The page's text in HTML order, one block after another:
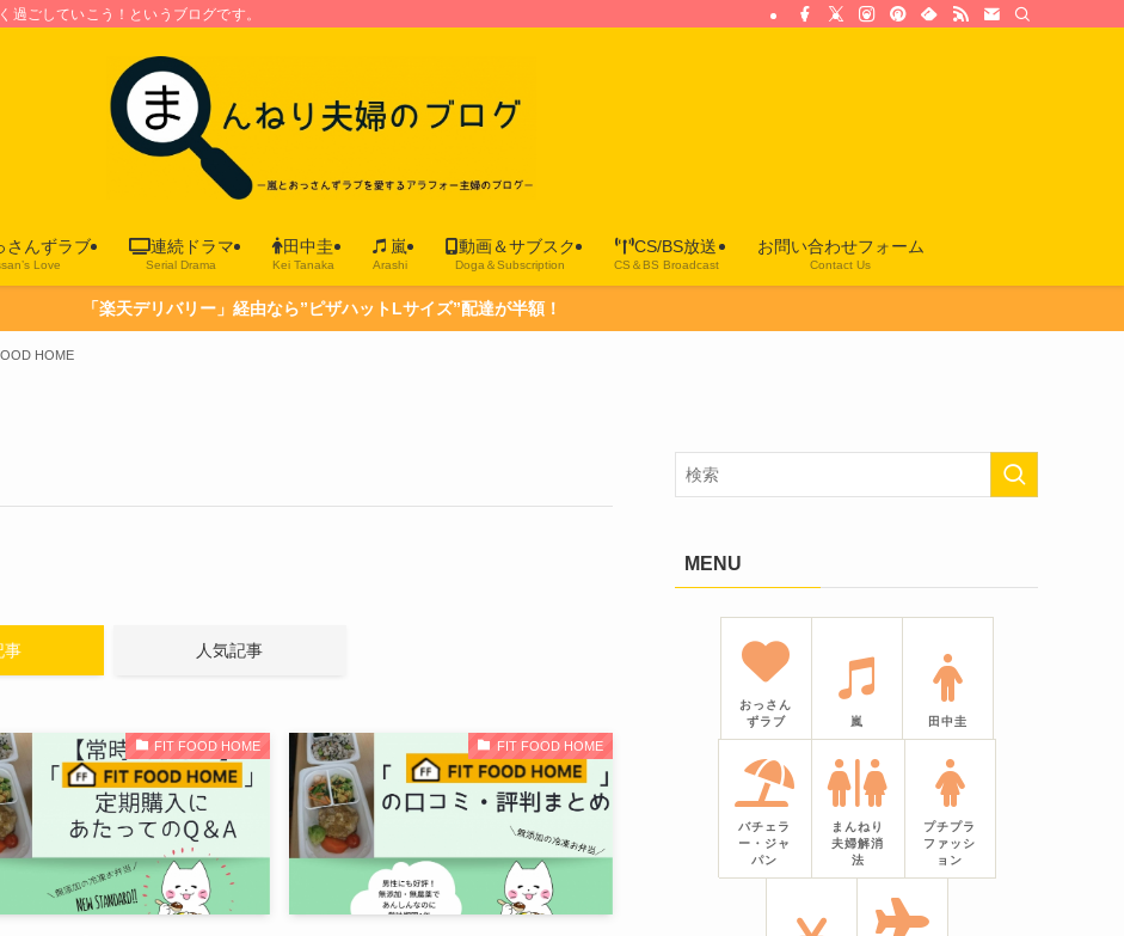
ごしていこう！というブログです。
さんずラブ
Love
連続ドラマ
Serial Drama
田中圭
Kei Tanaka
嵐
Arashi
動画＆サブスク
Doga＆Subscription
CS/BS放送
CS＆BS Broadcast
お問い合わせフォーム
Contact Us
「楽天デリバリー」経由なら”ピザハットLサイズ”配達が半額！
HOME
事 人気記事
FIT FOOD HOME FIT FOOD HOME
MENU
おっさん
ずラブ
嵐 田中圭
バチェラ
ー・ジャ
パン
まんねり
夫婦解消
法
プチプラ
ファッシ
ョン